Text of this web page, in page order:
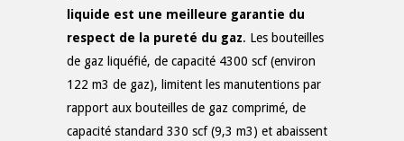
liquide est une meilleure garantie du
respect de la pureté du gaz. Les bouteilles
de gaz liquéfié, de capacité 4300 scf (environ
122 m3 de gaz), limitent les manutentions par
rapport aux bouteilles de gaz comprimé, de
capacité standard 330 scf (9,3 m3) et abaissent